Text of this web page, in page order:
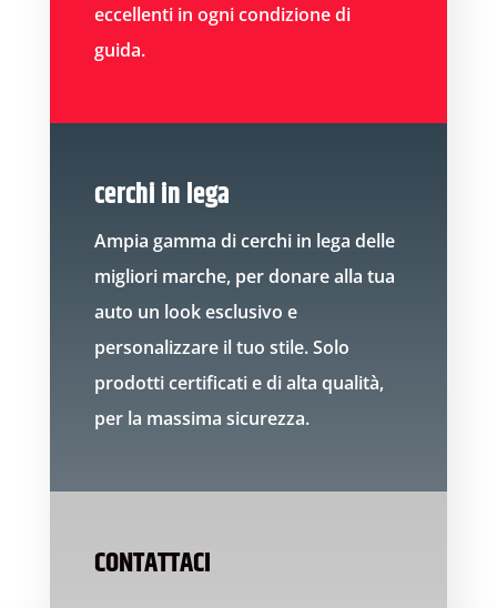
eccellenti in ogni condizione di
guida.
cerchi in lega
Ampia gamma di cerchi in lega delle
migliori marche, per donare alla tua
auto un look esclusivo e
personalizzare il tuo stile. Solo
prodotti certificati e di alta qualità,
per la massima sicurezza.
CONTATTACI